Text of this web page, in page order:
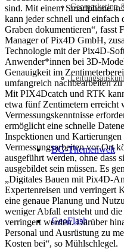
Geomarketing
BG-Themenwelt
GeoFlash
sind. Mit einem Smartphone
kann jeder schnell und einfach
Graben dokumentieren“, fasst
Manager of Pix4D GmbH,
Technologie mit der Pix4D-
Anwender*innen bei 3D-
Genauigkeit im
umfangreich nachbearbeiten zu
Mit PIX4Dcatch und RTK
etwa fünf Zentimetern erreicht
Vermessungskenntnisse
ermöglicht eine schnelle
Inspektionen und
Vermessungsarbeiten vor Ort
ausgeführt werden, ohne dass
ausgebildet sein müssen. Es
„Digitales Bauen mit Pix4D-
Expertenreisen und verringert
eine genaue Planung und
weniger Abfall entsteht und
verringert werden. Darüber
Personal und Ausrüstung zu
Kosten bei“, so Mühlschlegel.